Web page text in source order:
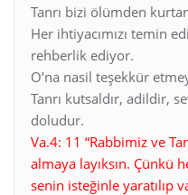
Tanrı bizi ölümden
Her ihtiyacımızı temin
rehberlik ediyor.
O’na nasil teşekkür
Tanrı kutsaldır, adildir,
doludur.
Va.4: 11 “Rabbimiz ve
almaya layıksın. Çünkü
senin isteğinle yaratılıp